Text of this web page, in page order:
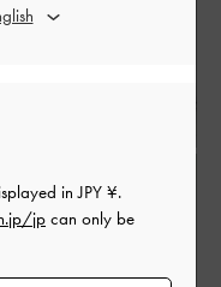
inJPY ¥.
jpcan only be